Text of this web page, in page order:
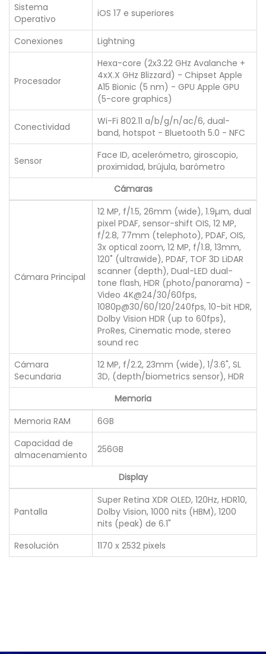
Sistema
Operativo
iOS 17 e superiores
Conexiones Lightning
Procesador
Hexa-core (2x3.22 GHz Avalanche +
4xX.X GHz Blizzard) - Chipset Apple
A15 Bionic (5 nm) - GPU Apple GPU
(5-core graphics)
Conectividad
Wi-Fi 802.11 a/b/g/n/ac/6, dual-
band, hotspot - Bluetooth 5.0 - NFC
Sensor
Face ID, acelerómetro, giroscopio,
proximidad, brújula, barómetro
Cámaras
Cámara Principal
12 MP, f/1.5, 26mm (wide), 1.9µm, dual
pixel PDAF, sensor-shift OIS, 12 MP,
f/2.8, 77mm (telephoto), PDAF, OIS,
3x optical zoom, 12 MP, f/1.8, 13mm,
120˚ (ultrawide), PDAF, TOF 3D LiDAR
scanner (depth), Dual-LED dual-
tone flash, HDR (photo/panorama) -
Video 4K@24/30/60fps,
1080p@30/60/120/240fps, 10-bit HDR,
Dolby Vision HDR (up to 60fps),
ProRes, Cinematic mode, stereo
sound rec
Cámara
Secundaria
12 MP, f/2.2, 23mm (wide), 1/3.6", SL
3D, (depth/biometrics sensor), HDR
Memoria
Memoria RAM
6GB
Capacidad de
almacenamiento
256GB
Display
Pantalla
Super Retina XDR OLED, 120Hz, HDR10,
Dolby Vision, 1000 nits (HBM), 1200
nits (peak) de 6.1"
Resolución
1170 x 2532 pixels